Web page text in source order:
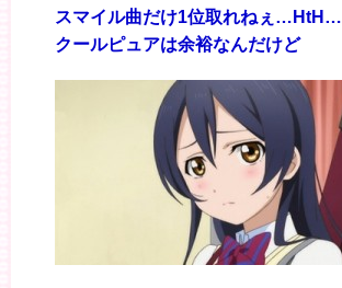
スマイル曲だけ1位取れねぇ…HtH…
クールピュアは余裕なんだけど